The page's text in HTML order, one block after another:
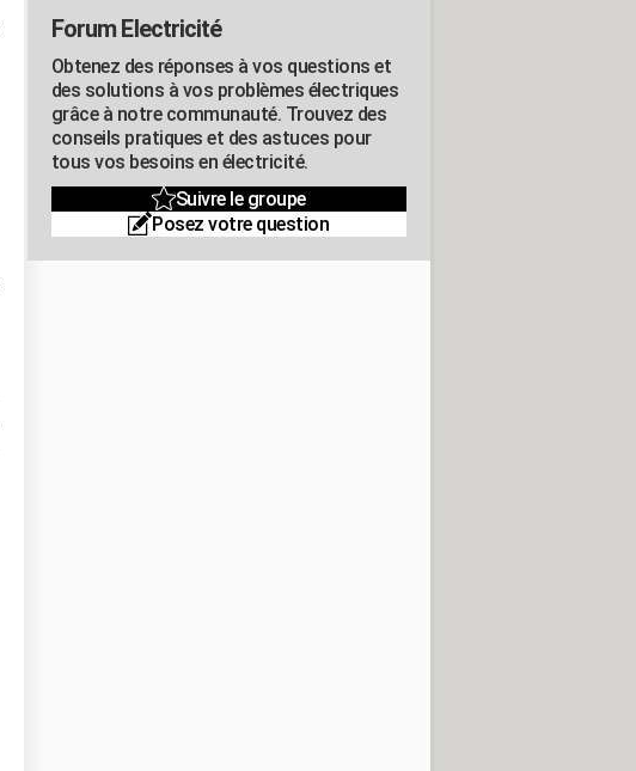
Forum Electricité
Obtenez des réponses à vos questions et
des solutions à vos problèmes électriques
grâce à notre communauté. Trouvez des
conseils pratiques et des astuces pour
tous vos besoins en électricité.
Suivre le groupe
Posez votre question